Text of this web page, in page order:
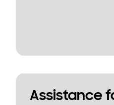
Assistance